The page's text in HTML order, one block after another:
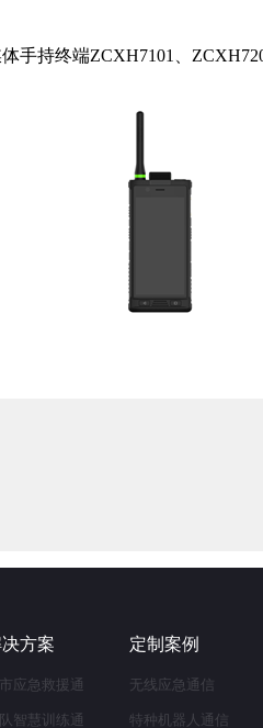
手持终端ZCXH7101、
方案
应急救援通
智慧训练通
定制案例
无线应急通信
特种机器人通信